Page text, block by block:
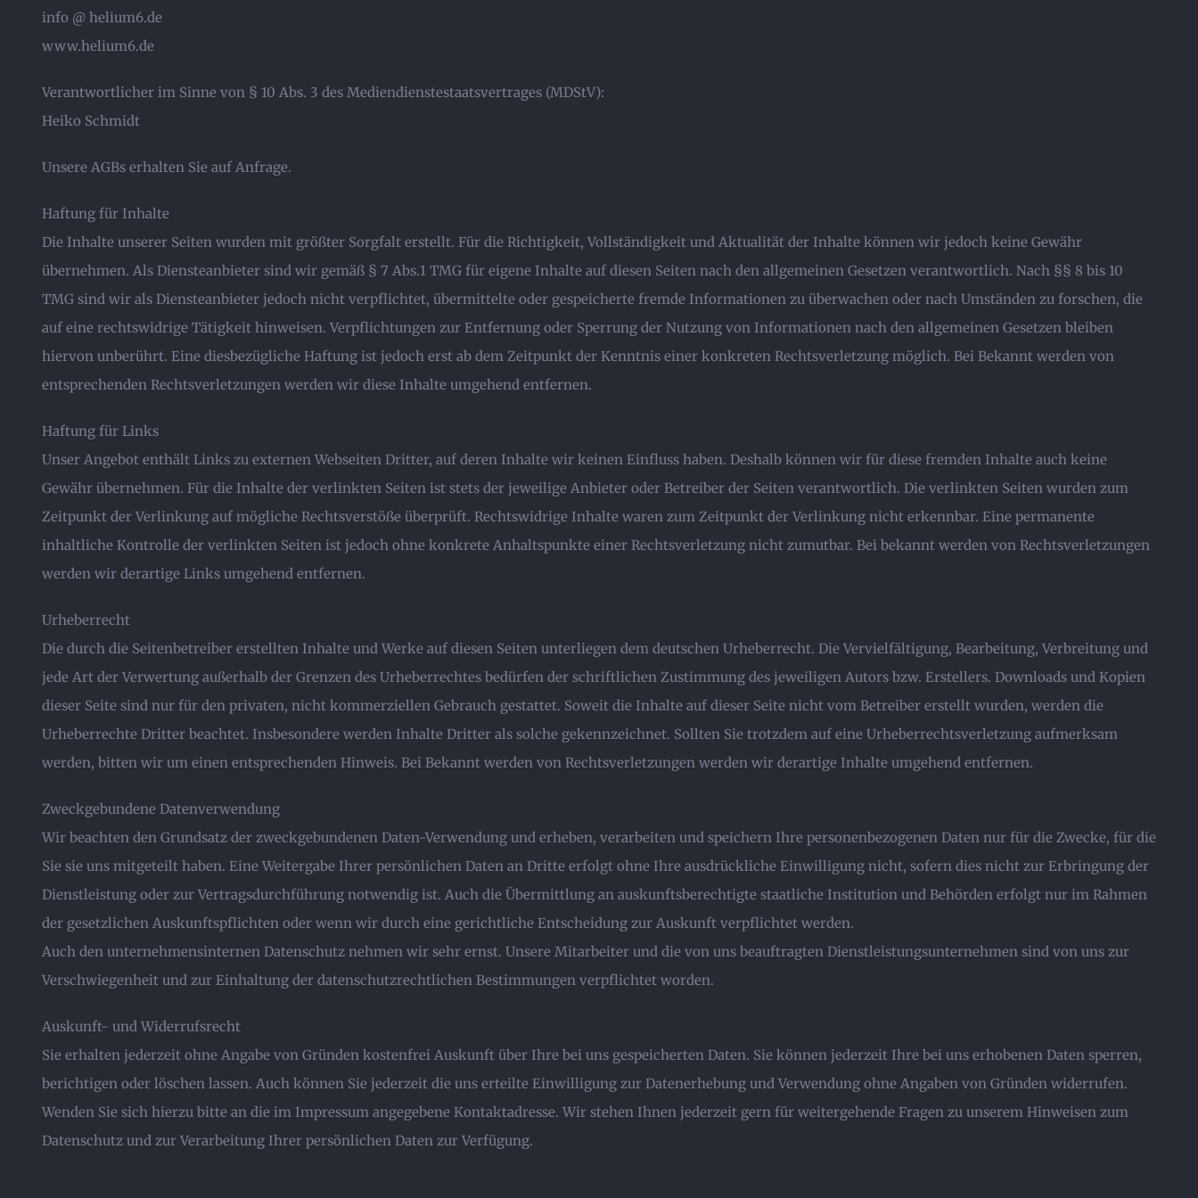
info @ helium6.de
www.helium6.de
Verantwortlicher im Sinne von § 10 Abs. 3 des Mediendienstestaatsvertrages (MDStV):
Heiko Schmidt
Unsere AGBs erhalten Sie auf Anfrage.
Haftung für Inhalte
Die Inhalte unserer Seiten wurden mit größter Sorgfalt erstellt. Für die Richtigkeit, Vollständigkeit und Aktualität der Inhalte können wir jedoch keine Gewähr
übernehmen. Als Diensteanbieter sind wir gemäß § 7 Abs.1 TMG für eigene Inhalte auf diesen Seiten nach den allgemeinen Gesetzen verantwortlich. Nach §§ 8 bis 10
TMG sind wir als Diensteanbieter jedoch nicht verpflichtet, übermittelte oder gespeicherte fremde Informationen zu überwachen oder nach Umständen zu forschen, die
auf eine rechtswidrige Tätigkeit hinweisen. Verpflichtungen zur Entfernung oder Sperrung der Nutzung von Informationen nach den allgemeinen Gesetzen bleiben
hiervon unberührt. Eine diesbezügliche Haftung ist jedoch erst ab dem Zeitpunkt der Kenntnis einer konkreten Rechtsverletzung möglich. Bei Bekannt werden von
entsprechenden Rechtsverletzungen werden wir diese Inhalte umgehend entfernen.
Haftung für Links
Unser Angebot enthält Links zu externen Webseiten Dritter, auf deren Inhalte wir keinen Einfluss haben. Deshalb können wir für diese fremden Inhalte auch keine
Gewähr übernehmen. Für die Inhalte der verlinkten Seiten ist stets der jeweilige Anbieter oder Betreiber der Seiten verantwortlich. Die verlinkten Seiten wurden zum
Zeitpunkt der Verlinkung auf mögliche Rechtsverstöße überprüft. Rechtswidrige Inhalte waren zum Zeitpunkt der Verlinkung nicht erkennbar. Eine permanente
inhaltliche Kontrolle der verlinkten Seiten ist jedoch ohne konkrete Anhaltspunkte einer Rechtsverletzung nicht zumutbar. Bei bekannt werden von Rechtsverletzungen
werden wir derartige Links umgehend entfernen.
Urheberrecht
Die durch die Seitenbetreiber erstellten Inhalte und Werke auf diesen Seiten unterliegen dem deutschen Urheberrecht. Die Vervielfältigung, Bearbeitung, Verbreitung und
jede Art der Verwertung außerhalb der Grenzen des Urheberrechtes bedürfen der schriftlichen Zustimmung des jeweiligen Autors bzw. Erstellers. Downloads und Kopien
dieser Seite sind nur für den privaten, nicht kommerziellen Gebrauch gestattet. Soweit die Inhalte auf dieser Seite nicht vom Betreiber erstellt wurden, werden die
Urheberrechte Dritter beachtet. Insbesondere werden Inhalte Dritter als solche gekennzeichnet. Sollten Sie trotzdem auf eine Urheberrechtsverletzung aufmerksam
werden, bitten wir um einen entsprechenden Hinweis. Bei Bekannt werden von Rechtsverletzungen werden wir derartige Inhalte umgehend entfernen.
Zweckgebundene Datenverwendung
Wir beachten den Grundsatz der zweckgebundenen Daten-Verwendung und erheben, verarbeiten und speichern Ihre personenbezogenen Daten nur für die Zwecke, für die
Sie sie uns mitgeteilt haben. Eine Weitergabe Ihrer persönlichen Daten an Dritte erfolgt ohne Ihre ausdrückliche Einwilligung nicht, sofern dies nicht zur Erbringung der
Dienstleistung oder zur Vertragsdurchführung notwendig ist. Auch die Übermittlung an auskunftsberechtigte staatliche Institution und Behörden erfolgt nur im Rahmen
der gesetzlichen Auskunftspflichten oder wenn wir durch eine gerichtliche Entscheidung zur Auskunft verpflichtet werden.
Auch den unternehmensinternen Datenschutz nehmen wir sehr ernst. Unsere Mitarbeiter und die von uns beauftragten Dienstleistungsunternehmen sind von uns zur
Verschwiegenheit und zur Einhaltung der datenschutzrechtlichen Bestimmungen verpflichtet worden.
Auskunft- und Widerrufsrecht
Sie erhalten jederzeit ohne Angabe von Gründen kostenfrei Auskunft über Ihre bei uns gespeicherten Daten. Sie können jederzeit Ihre bei uns erhobenen Daten sperren,
berichtigen oder löschen lassen. Auch können Sie jederzeit die uns erteilte Einwilligung zur Datenerhebung und Verwendung ohne Angaben von Gründen widerrufen.
Wenden Sie sich hierzu bitte an die im Impressum angegebene Kontaktadresse. Wir stehen Ihnen jederzeit gern für weitergehende Fragen zu unserem Hinweisen zum
Datenschutz und zur Verarbeitung Ihrer persönlichen Daten zur Verfügung.